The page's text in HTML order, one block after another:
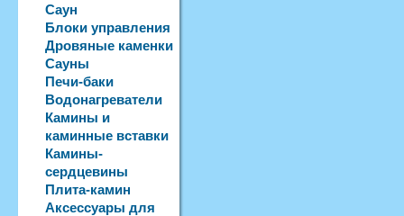
Саун
Блоки управления
Дровяные каменки
Сауны
Печи-баки
Водонагреватели
Камины и
каминные вставки
Камины-
сердцевины
Плита-камин
Аксессуары для